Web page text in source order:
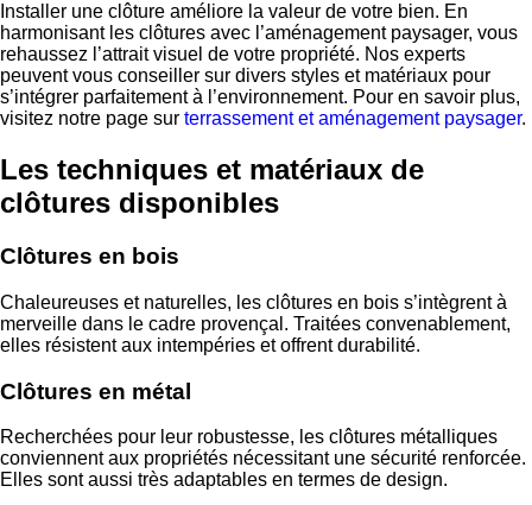
Installer une clôture améliore la valeur de votre bien. En
harmonisant les clôtures avec l’aménagement paysager, vous
rehaussez l’attrait visuel de votre propriété. Nos experts
peuvent vous conseiller sur divers styles et matériaux pour
s’intégrer parfaitement à l’environnement. Pour en savoir plus,
visitez notre page sur terrassement et aménagement paysager.
Les techniques et matériaux de
clôtures disponibles
Clôtures en bois
Chaleureuses et naturelles, les clôtures en bois s’intègrent à
merveille dans le cadre provençal. Traitées convenablement,
elles résistent aux intempéries et offrent durabilité.
Clôtures en métal
Recherchées pour leur robustesse, les clôtures métalliques
conviennent aux propriétés nécessitant une sécurité renforcée.
Elles sont aussi très adaptables en termes de design.